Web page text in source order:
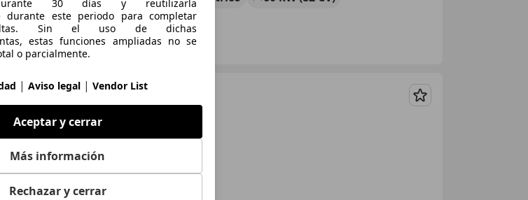
Guardar
€ 5.100
30 días y reutilizarla
durante este periodo para completar
Sin el uso de dichas
estas funciones ampliadas no se
o parcialmente.
| Aviso legal | Vendor List
Aceptar y cerrar
Más información
Rechazar y cerrar